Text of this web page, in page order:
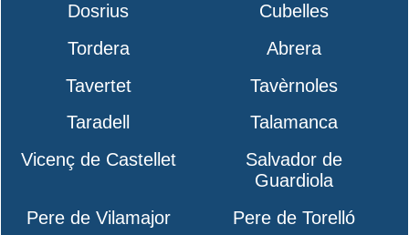
Dosrius
Cubelles
Tordera
Abrera
Tavertet
Tavèrnoles
Taradell
Talamanca
Vicenç de Castellet
Salvador de
Guardiola
Pere de Vilamajor
Pere de Torelló